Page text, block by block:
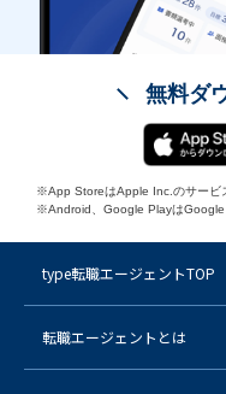
無料ダ
※App StoreはApple Inc.のサービ
※Android、Google PlayはGoogle
type転職エージェントTOP
転職エージェントとは